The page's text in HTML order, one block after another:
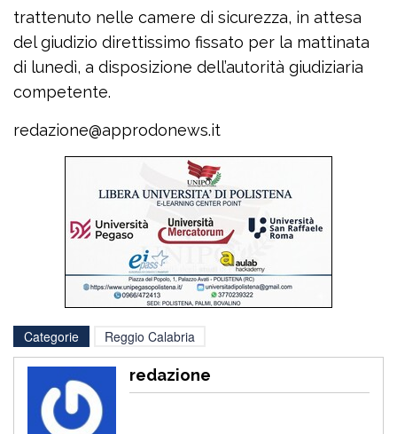
trattenuto nelle camere di sicurezza, in attesa
del giudizio direttissimo fissato per la mattinata
di lunedì, a disposizione dell’autorità giudiziaria
competente.
redazione@approdonews.it
Categorie Reggio Calabria
redazione